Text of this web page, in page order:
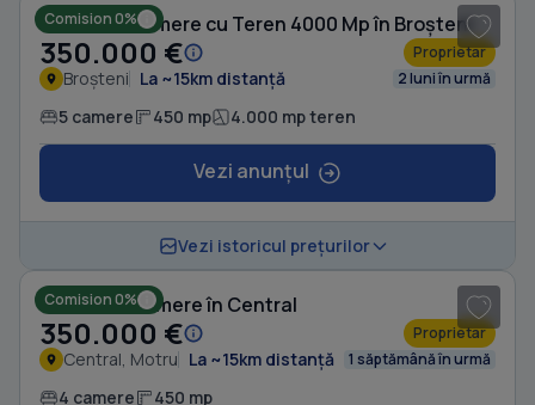
Comision 0%
Casă cu 5 camere cu Teren 4000 Mp în Broșteni
350.000 € Proprietar
Broșteni La ~15km distanță 2 luni în urmă
5 camere 450 mp 4.000 mp teren
Vezi anunțul
Vezi istoricul prețurilor
Comision 0%
Casă cu 4 camere în Central
350.000 € Proprietar
Central, Motru La ~15km distanță 1 săptămână în urmă
4 camere 450 mp